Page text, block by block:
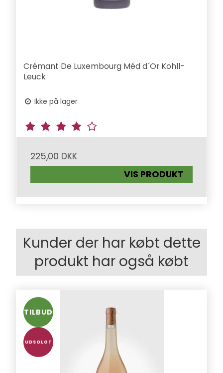
Crémant De Luxembourg Méd d´Or Kohll-
Leuck
Ikke på lager
225,00 DKK
VIS PRODUKT
Kunder der har købt dette
produkt har også købt
TILBUD
UDSOLGT